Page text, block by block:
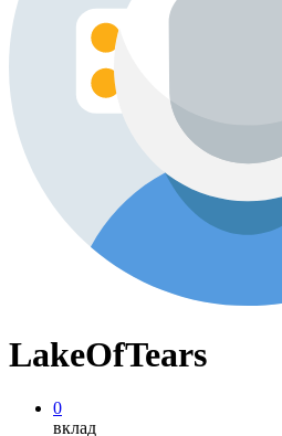
LakeOfTears
0
вклад